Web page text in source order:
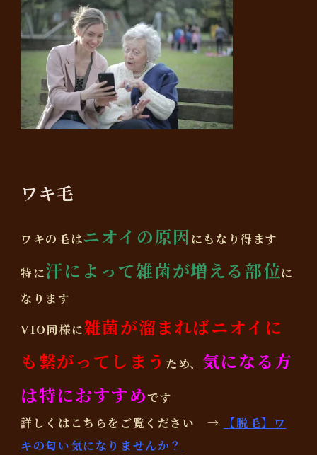
ワキ毛
ワキの毛はニオイの原因にもなり得ます
特に汗によって雑菌が増える部位に
なります
VIO同様に雑菌が溜まればニオイに
も繋がってしまう ため、 気になる方
は特におすすめです
詳しくはこちらをご覧ください →
【脱毛】ワ
キの匂い気になりませんか？